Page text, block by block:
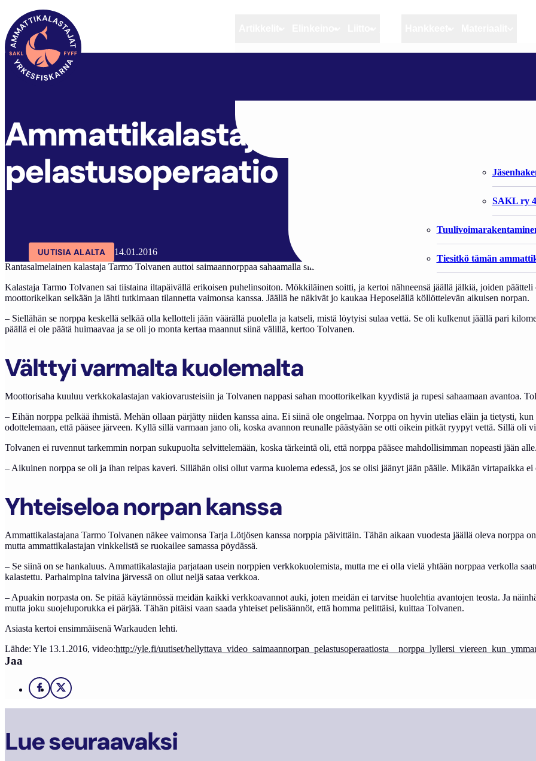
Artikkelit Elinkeino
Rannikko ja
Elinkeinokalatalouden
Kalat ja kalatalous
Vahinkoeläimet
Tiesitkö tämän
Liitto
Liiton
SAKL ry
SAKL ARTIKKELIT
Ammattikalastaja ja
pelastusoperaatio
UUTISIA ALALTA
14.01.2016
Rantasalmelainen kalastaja Tarmo Tolvanen auttoi saimaannorppaa sahaamalla sille avannon. Moni ei vastaavaan tilanteeseen ole joutunut.
Kalastaja Tarmo Tolvanen sai tiistaina iltapäivällä erikoisen puhelinsoiton. Mökkiläinen soitti, ja kertoi nähneensä jäällä jälkiä, joiden
moottorikelkan selkään ja lähti tutkimaan tilannetta vaimonsa kanssa. Jäällä he näkivät jo kaukaa Heposelällä köllöttelevän aikuisen norpan.
– Siellähän se norppa keskellä selkää olla kellotteli jään väärällä puolella ja katseli, mistä löytyisi sulaa vettä. Se oli kulkenut jäällä pari
päällä ei ole päätä huimaavaa ja se oli jo monta kertaa maannut siinä välillä, kertoo Tolvanen.
Välttyi varmalta kuolemalta
Moottorisaha kuuluu verkkokalastajan vakiovarusteisiin ja Tolvanen nappasi sahan moottorikelkan kyydistä ja rupesi sahaamaan avantoa.
– Eihän norppa pelkää ihmistä. Mehän ollaan pärjätty niiden kanssa aina. Ei siinä ole ongelmaa. Norppa on hyvin utelias eläin ja tietysti,
odottelemaan, että pääsee järveen. Kyllä sillä varmaan jano oli, koska avannon reunalle päästyään se otti oikein pitkät ryypyt vettä. Sillä oli
Tolvanen ei ruvennut tarkemmin norpan sukupuolta selvittelemään, koska tärkeintä oli, että norppa pääsee mahdollisimman nopeasti jään alle.
– Aikuinen norppa se oli ja ihan reipas kaveri. Sillähän olisi ollut varma kuolema edessä, jos se olisi jäänyt jään päälle. Mikään virtapaikka ei
Yhteiseloa norpan kanssa
Ammattikalastajana Tarmo Tolvanen näkee vaimonsa Tarja Lötjösen kanssa norppia päivittäin. Tähän aikaan vuodesta jäällä oleva norppa
mutta ammattikalastajan vinkkelistä se ruokailee samassa pöydässä.
– Se siinä on se hankaluus. Ammattikalastajia parjataan usein norppien verkkokuolemista, mutta me ei olla vielä yhtään norppaa verkolla
kalastettu. Parhaimpina talvina järvessä on ollut neljä sataa verkkoa.
– Apuakin norpasta on. Se pitää käytännössä meidän kaikki verkkoavannot auki, joten meidän ei tarvitse huolehtia avantojen teosta. Ja
mutta joku suojeluporukka ei pärjää. Tähän pitäisi vaan saada yhteiset pelisäännöt, että homma pelittäisi, kuittaa Tolvanen.
Asiasta kertoi ensimmäisenä Warkauden lehti.
Lähde: Yle 13.1.2016, video:http://yle.fi/uutiset/
Jaa
Facebook
X
Lue seuraavaksi